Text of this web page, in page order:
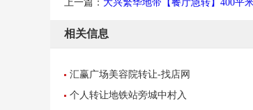
上一篇： 大兴繁华地带【餐厅急转】400平
相关信息
汇赢广场美容院转让-找店网
推荐
个人转让地铁站旁城中村入